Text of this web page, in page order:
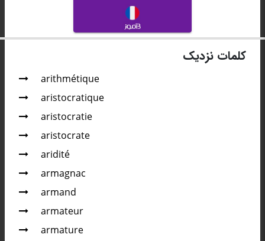
کلمات نزدیک
arithmétique
aristocratique
aristocratie
aristocrate
aridité
armagnac
armand
armateur
armature